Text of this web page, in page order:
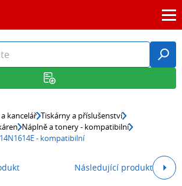
kancelář Tiskárny a příslušenství
Náplně a tonery - kompatibilní
- kompatibilní
Následující produkt